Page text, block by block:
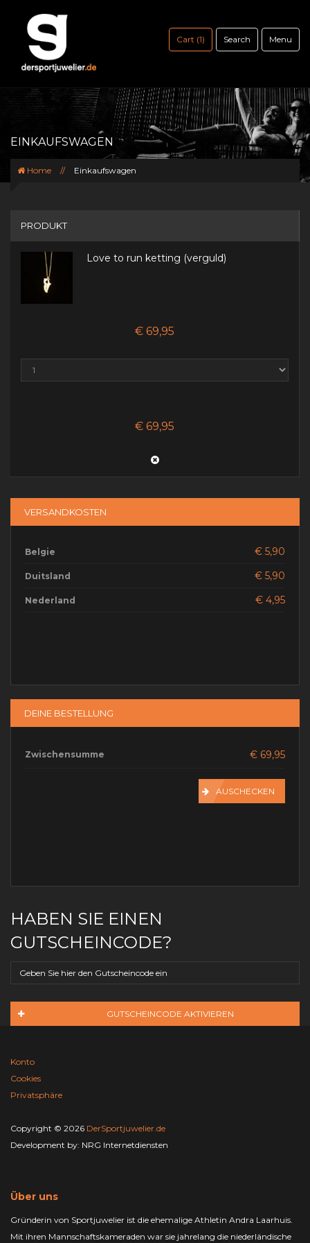
Menu
Search
Cart (1)
EINKAUFSWAGEN
Home // Einkaufswagen
PRODUKT
PREIS
MENGE
Love to run ketting (verguld)
€ 69,95
€ 69,95
VERSANDKOSTEN
Belgie € 5,90
Duitsland € 5,90
Nederland € 4,95
DEINE BESTELLUNG
Zwischensumme € 69,95
AUSCHECKEN
HABEN SIE EINEN
GUTSCHEINCODE?
GUTSCHEINCODE AKTIVIEREN
Konto
Cookies
Privatsphäre
Copyright © 2026 DerSportjuwelier.de
Development by: NRG Internetdiensten
Über uns
Gründerin von Sportjuwelier ist die ehemalige Athletin Andra Laarhuis.
Mit ihren Mannschaftskameraden war sie jahrelang die niederländische